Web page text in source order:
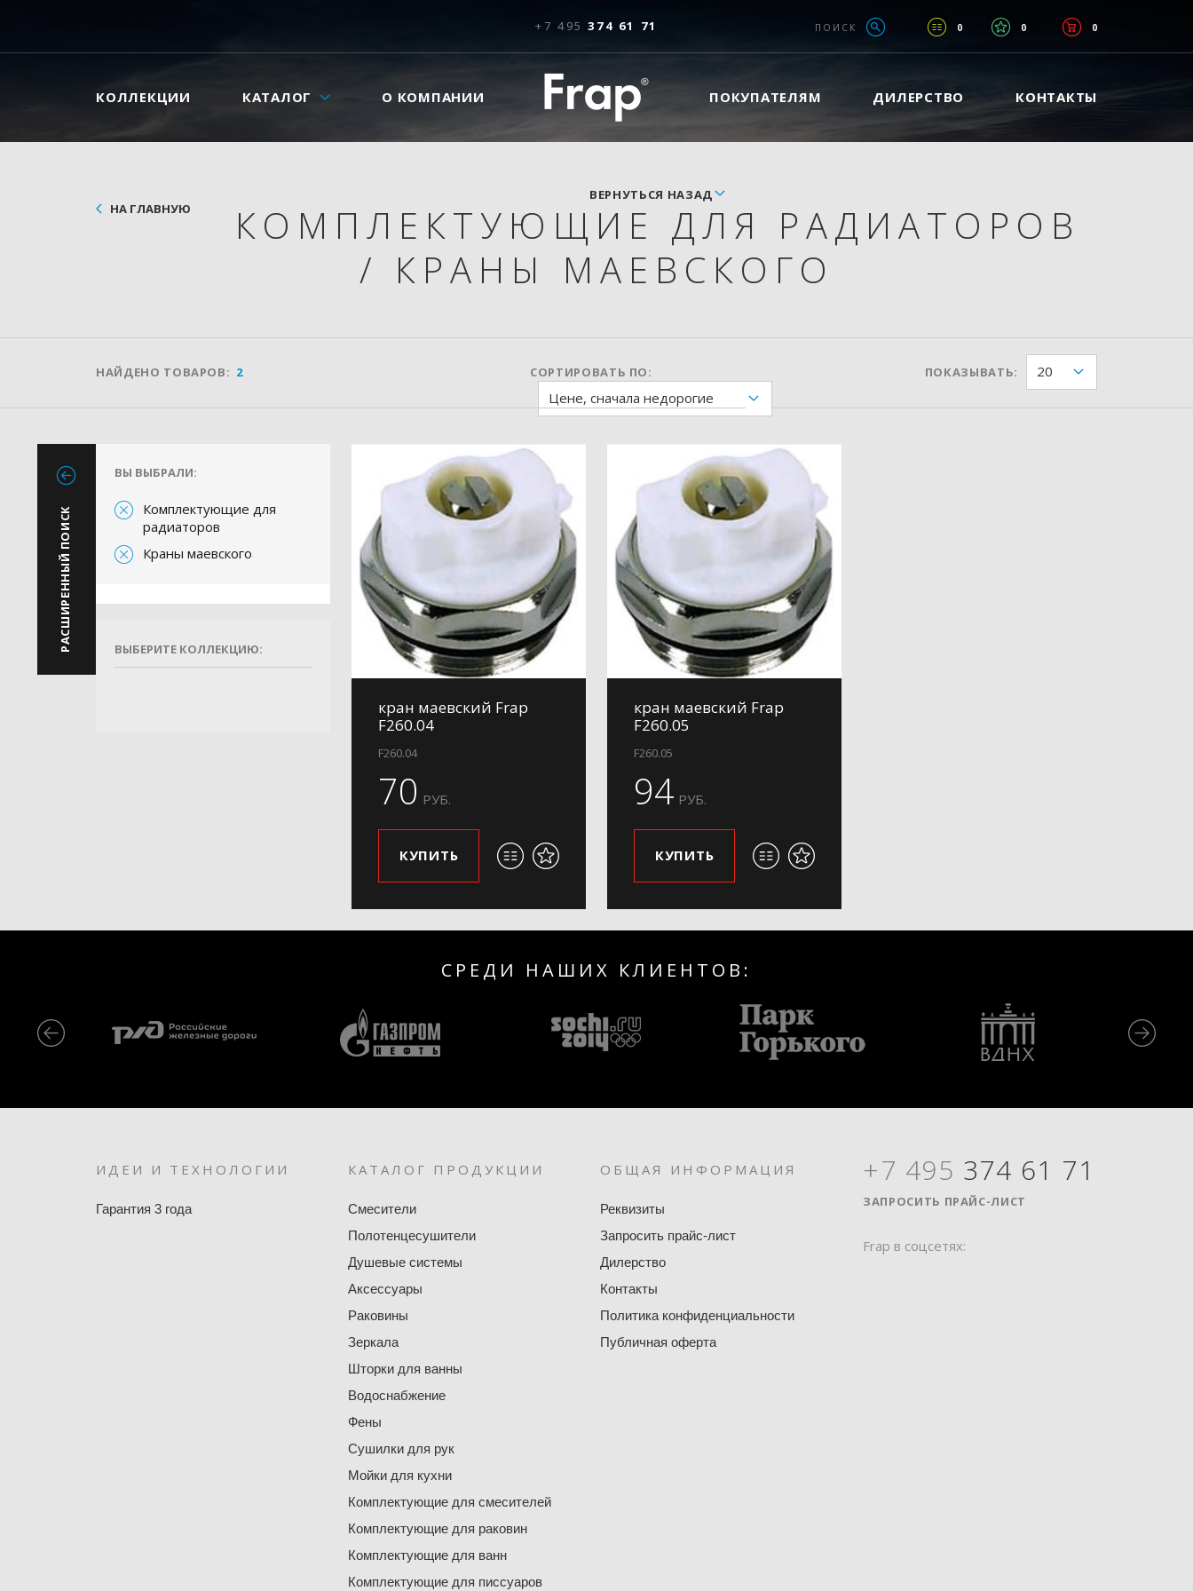
+7 495 374 61 71 0 0 0
ПОИСК
КОЛЛЕКЦИИ КАТАЛОГ О КОМПАНИИ ПОКУПАТЕЛЯМ ДИЛЕРСТВО КОНТАКТЫ
НА ГЛАВНУЮ
ВЕРНУТЬСЯ НАЗАД
КОМПЛЕКТУЮЩИЕ ДЛЯ РАДИАТОРОВ
/ КРАНЫ МАЕВСКОГО
НАЙДЕНО ТОВАРОВ: 2 СОРТИРОВАТЬ ПО:
Цене, сначала недорогие
ПОКАЗЫВАТЬ: 20
РАСШИРЕННЫЙ ПОИСК
ВЫ ВЫБРАЛИ:
Комплектующие для
радиаторов
Краны маевского
ВЫБЕРИТЕ КОЛЛЕКЦИЮ:
кран маевский Frap
F260.04
F260.04
70 РУБ.
КУПИТЬ
кран маевский Frap
F260.05
F260.05
94 РУБ.
КУПИТЬ
СРЕДИ НАШИХ КЛИЕНТОВ:
ИДЕИ И ТЕХНОЛОГИИ
Гарантия 3 года
КАТАЛОГ ПРОДУКЦИИ
Смесители
Полотенцесушители
Душевые системы
Аксессуары
Раковины
Зеркала
Шторки для ванны
Водоснабжение
Фены
Сушилки для рук
Мойки для кухни
Комплектующие для смесителей
Комплектующие для раковин
Комплектующие для ванн
Комплектующие для писсуаров
ОБЩАЯ ИНФОРМАЦИЯ
Реквизиты
Запросить прайс-лист
Дилерство
Контакты
Политика конфиденциальности
Публичная оферта
+7 495 374 61 71
ЗАПРОСИТЬ ПРАЙС-ЛИСТ
Frap в соцсетях: